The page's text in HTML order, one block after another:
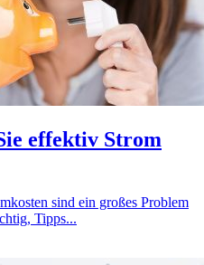
effektiv Strom
sind ein großes Problem
Tipps...